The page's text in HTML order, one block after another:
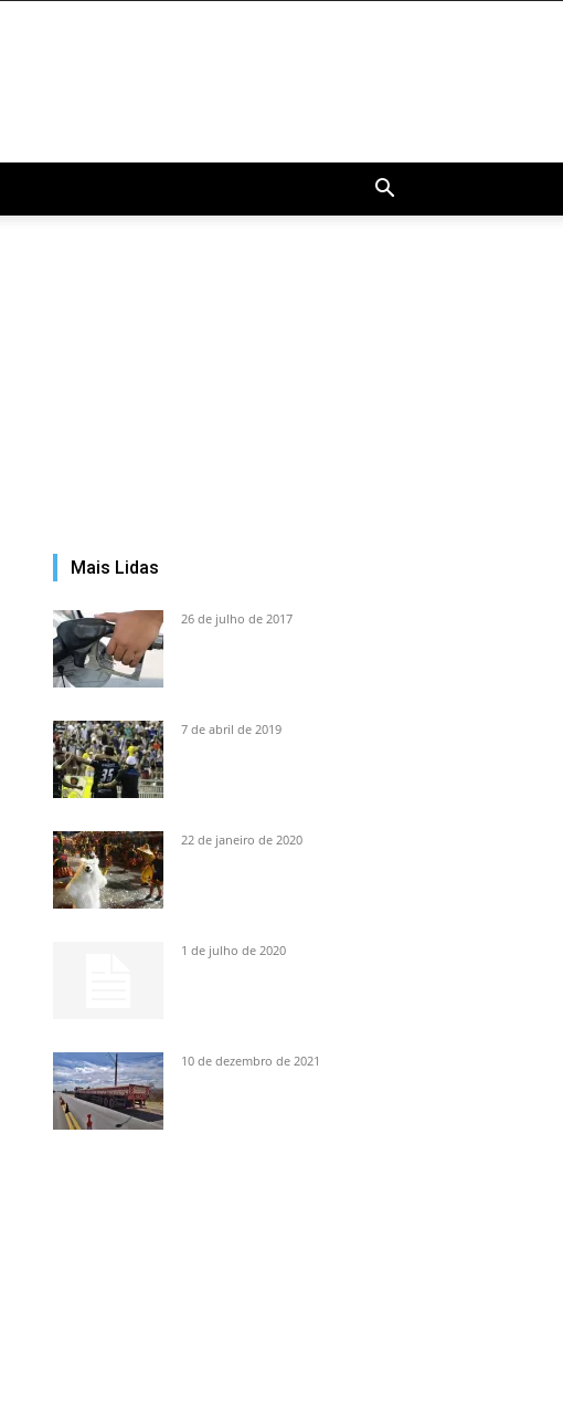
Mais Lidas
26 de julho de 2017
7 de abril de 2019
22 de janeiro de 2020
1 de julho de 2020
10 de dezembro de 2021